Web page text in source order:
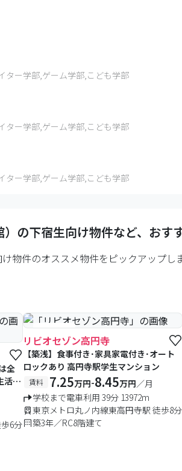
ター学部,ゲーム学部,こども学部
ター学部,ゲーム学部,こども学部
ター学部,ゲーム学部,こども学部
の下宿生向け物件など、おす
件のオススメ物件をピックアップし
全
活に
6分
#食事付き
リビオセゾン高円寺
【築浅】食事付き･家具家電付き･オート
ロックあり 高円寺駅学生マンション
賃料 7.25万円-8.45万円／月
学校まで電車利用 39分 13972m
東京メトロ丸ノ内線東高円寺駅 徒歩8分
築3年／RC8階建て